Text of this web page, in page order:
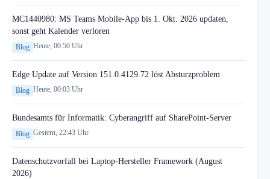
MC1440980: MS Teams Mobile-App bis 1. Okt. 2026 updaten,
sonst geht Kalender verloren
Blog Heute, 00:50 Uhr
Edge Update auf Version 151.0.4129.72 löst Absturzproblem
Blog Heute, 00:03 Uhr
Bundesamts für Informatik: Cyberangriff auf SharePoint-Server
Blog Gestern, 22:43 Uhr
Datenschutzvorfall bei Laptop-Hersteller Framework (August
2026)